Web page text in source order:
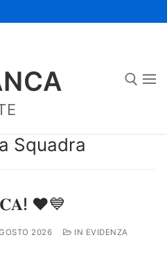
Squadra
❤️💙
2026
IN EVIDENZA